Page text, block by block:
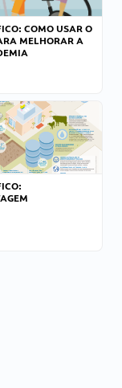
COMO USAR O
MELHORAR A